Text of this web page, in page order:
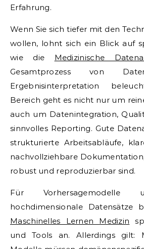
Erfahrung.
Wenn Sie sich tiefer mit den
wollen, lohnt sich ein Blick auf
wie die Medizinische
Gesamtprozess von
Ergebnisinterpretation
Bereich geht es nicht nur um
auch um Datenintegration,
sinnvolles Reporting. Gute
strukturierte Arbeitsabläufe,
nachvollziehbare
robust und reproduzierbar sind.
Für Vorhersagemodelle
hochdimensionale Datensätze
Maschinelles Lernen Medizin
und Tools an. Allerdings gilt: